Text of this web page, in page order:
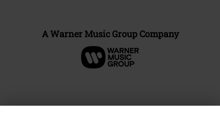
A Warner Music Group Company